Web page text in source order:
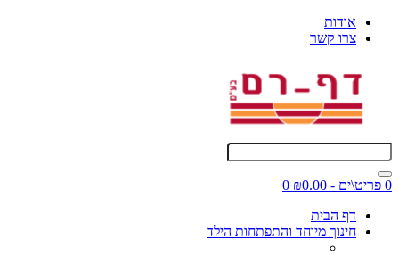
אודות
צרו קשר
0 פריט\ים - ₪0.00
0
דף הבית
חינוך מיוחד והתפתחות הילד